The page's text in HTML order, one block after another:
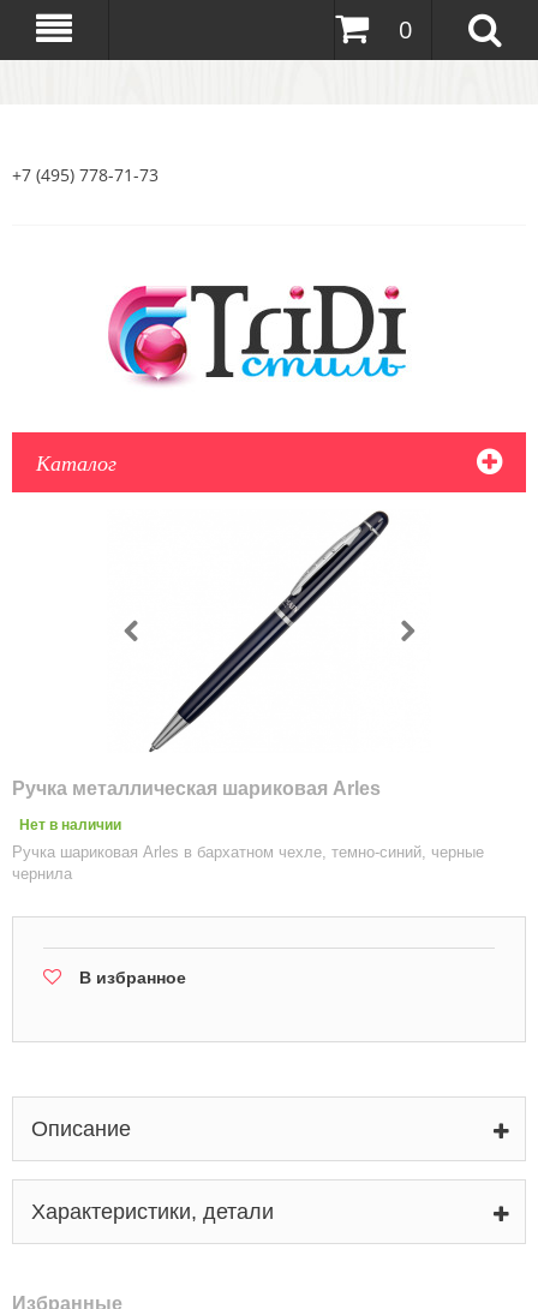
0
+7 (495) 778-71-73
Каталог
Ручка металлическая шариковая Arles
Нет в наличии
Ручка шариковая Arles в бархатном чехле, темно-синий, черные
чернила
В избранное
Описание
Характеристики, детали
Избранные